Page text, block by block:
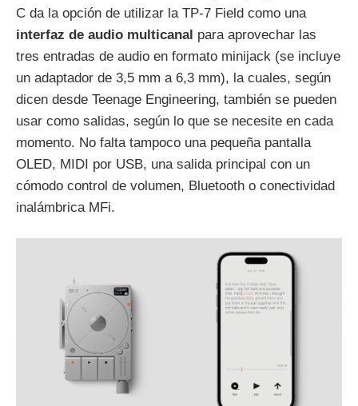
C da la opción de utilizar la TP-7 Field como una
interfaz de audio multicanal para aprovechar las
tres entradas de audio en formato minijack (se incluye
un adaptador de 3,5 mm a 6,3 mm), la cuales, según
dicen desde Teenage Engineering, también se pueden
usar como salidas, según lo que se necesite en cada
momento. No falta tampoco una pequeña pantalla
OLED, MIDI por USB, una salida principal con un
cómodo control de volumen, Bluetooth o conectividad
inalámbrica MFi.